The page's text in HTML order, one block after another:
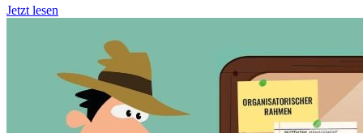
Jetzt lesen